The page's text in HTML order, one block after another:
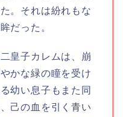
。それは紛れもな
だった。
皇子カレムは、崩
かな緑の瞳を受け
幼い息子もまた同
己の血を引く青い